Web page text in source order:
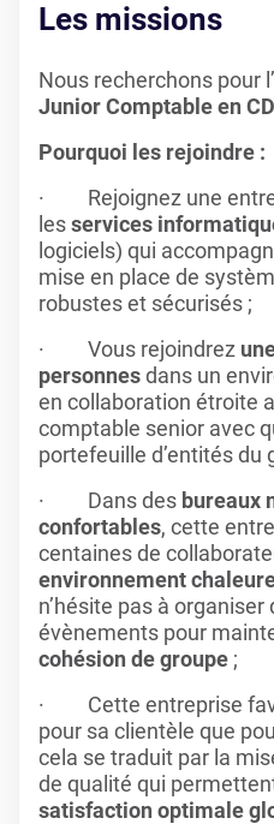
Les missions
Nous recherchons pour
Junior Comptable en
Pourquoi les rejoindre :
· Rejoignez une
lesservices
logiciels) qui
mise en place de
robustes et sécurisés ;
· Vous rejoindrez
personnesdans un
en collaboration étroite
comptable senior avec
portefeuille d’entités du
· Dans des bureaux
confortables, cette
centaines de
environnement
n’hésite pas à
évènements pour
cohésion de groupe ;
· Cette entreprise
pour sa clientèle que
cela se traduit par la
de qualité qui
satisfaction optimale